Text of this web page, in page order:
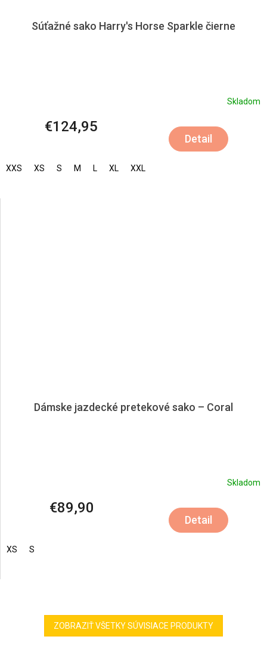
Súťažné sako Harry's Horse Sparkle čierne
Skladom
€124,95
Detail
XXS XS S M L XL XXL
Dámske jazdecké pretekové sako – Coral
Skladom
€89,90
Detail
XS S
ZOBRAZIŤ VŠETKY SÚVISIACE PRODUKTY